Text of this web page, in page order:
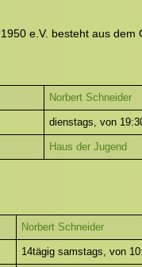
e.V. besteht aus
Norbert Schneider
dienstags, von
Haus der Jugend
Norbert Schneider
14tägig samstags, von